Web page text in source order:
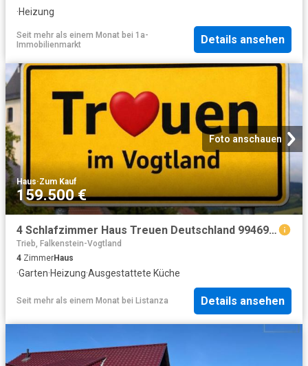
·Heizung
Seit mehr als einem Monat bei 1a-
Immobilienmarkt
Details ansehen
Foto anschauen
Haus·Zum Kauf
159.500 €
4 Schlafzimmer Haus Treuen Deutschland 99469686
Trieb, Falkenstein-Vogtland
4 ZimmerHaus
·Garten·Heizung·Ausgestattete Küche
Seit mehr als einem Monat bei Listanza Details ansehen